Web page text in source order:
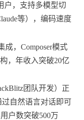
户，支持多模型切
等），编码速度
成，Composer模式
，年收入突破20亿
团队开发）正
自然语言对话即可
户数突破500万